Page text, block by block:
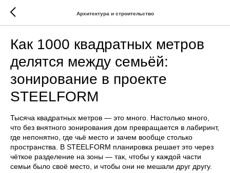
Архитектура и строительство
Как 1000 квадратных метров
делятся между семьёй:
зонирование в проекте
STEELFORM
Тысяча квадратных метров — это много. Настолько много,
что без внятного зонирования дом превращается в лабиринт,
где непонятно, где чьё место и зачем вообще столько
пространства. В STEELFORM планировка решает это через
чёткое разделение на зоны — так, чтобы у каждой части
семьи было своё место, и чтобы они не мешали друг другу.